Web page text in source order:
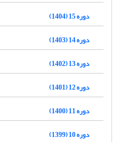
دوره 15 (1404)
دوره 14 (1403)
دوره 13 (1402)
دوره 12 (1401)
دوره 11 (1400)
دوره 10 (1399)